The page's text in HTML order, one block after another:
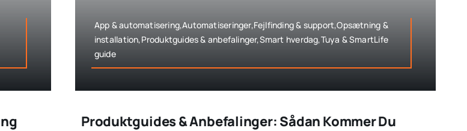
App & automatisering,Automatiseringer,Fejlfinding & support,Opsætning &
installation,Produktguides & anbefalinger,Smart hverdag,Tuya & SmartLife
guide
Produktguides & Anbefalinger: Sådan Kommer Du